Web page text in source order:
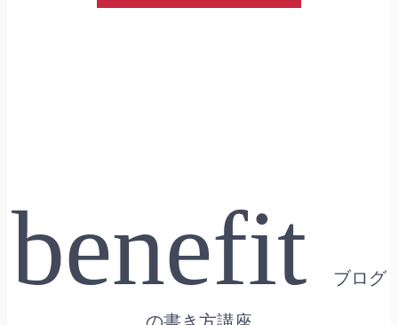
benefit ブログ